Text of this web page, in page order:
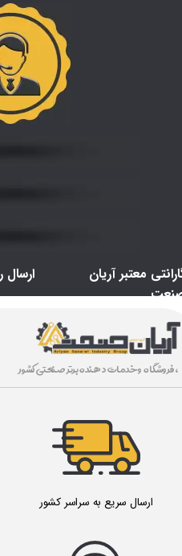
ارسال
معتبر آریان
، فروشگاه و خدمات دهنده برتر صنعتی کشور
ارسال سریع به سراسر کشور